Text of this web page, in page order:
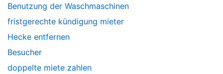
Benutzung der Waschmaschinen
fristgerechte kündigung mieter
Hecke entfernen
Besucher
doppelte miete zahlen